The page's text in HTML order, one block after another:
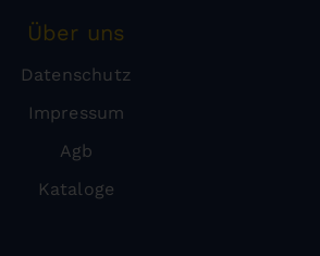
Über uns
Datenschutz
Impressum
Agb
Kataloge